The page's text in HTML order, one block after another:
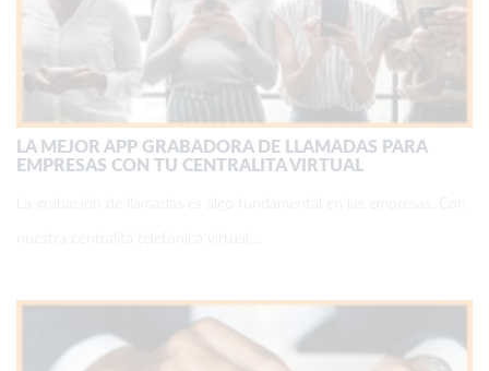
LA MEJOR APP GRABADORA DE LLAMADAS PARA
EMPRESAS CON TU CENTRALITA VIRTUAL
La grabación de llamadas es algo fundamental en las empresas. Con
nuestra centralita telefónica virtual…